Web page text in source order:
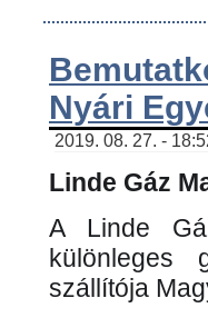
Nyári
2019. 08. 27. -
Linde Gáz
A Linde
különleges
szállítója